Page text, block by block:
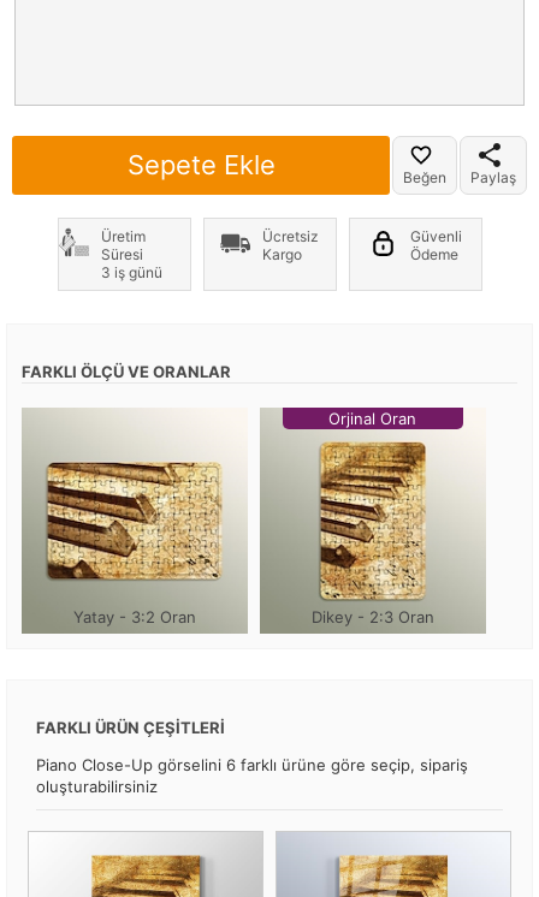
Sepete Ekle Beğen Paylaş
Üretim
Süresi
3 iş günü
Ücretsiz
Kargo
Güvenli
Ödeme
FARKLI ÖLÇÜ VE ORANLAR
Yatay - 3:2 Oran
Orjinal Oran
Dikey - 2:3 Oran
FARKLI ÜRÜN ÇEŞİTLERİ
Piano Close-Up görselini 6 farklı ürüne göre seçip, sipariş
oluşturabilirsiniz